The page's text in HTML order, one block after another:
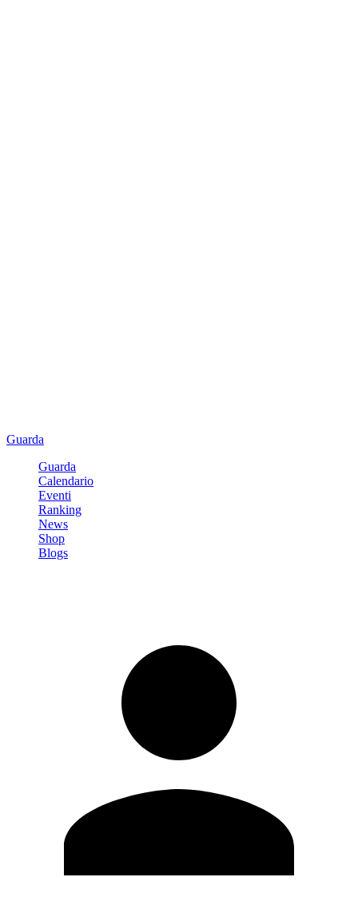
Guarda
Guarda
Calendario
Eventi
Ranking
News
Shop
Blogs